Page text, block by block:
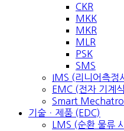
CKR
MKK
MKR
MLR
PSK
SMS
IMS (리니어측정
EMC (전자 기계
Smart
기술ㆍ제품 (EDC)
LMS (순환 물류